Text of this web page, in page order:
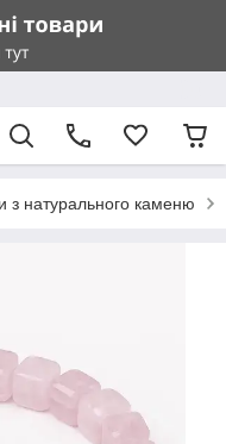
з натурального каменю